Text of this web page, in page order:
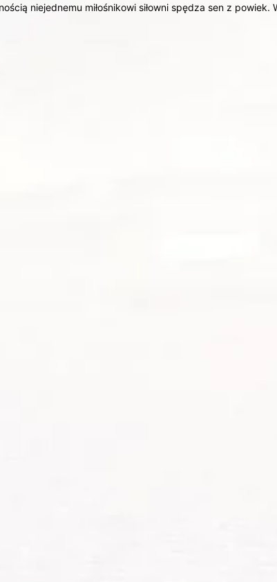
niejednemu miłośnikowi siłowni spędza sen z powiek.